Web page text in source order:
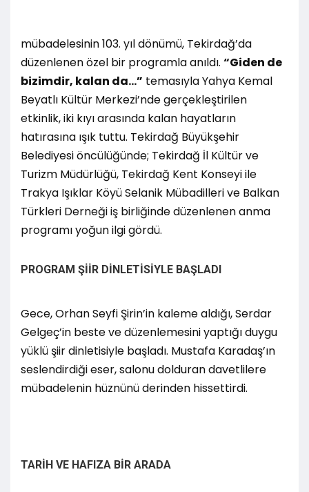
mübadelesinin 103. yıl dönümü, Tekirdağ’da
düzenlenen özel bir programla anıldı. “Giden de
bizimdir, kalan da…” temasıyla Yahya Kemal
Beyatlı Kültür Merkezi’nde gerçekleştirilen
etkinlik, iki kıyı arasında kalan hayatların
hatırasına ışık tuttu. Tekirdağ Büyükşehir
Belediyesi öncülüğünde; Tekirdağ İl Kültür ve
Turizm Müdürlüğü, Tekirdağ Kent Konseyi ile
Trakya Işıklar Köyü Selanik Mübadilleri ve Balkan
Türkleri Derneği iş birliğinde düzenlenen anma
programı yoğun ilgi gördü.
PROGRAM ŞİİR DİNLETİSİYLE BAŞLADI
Gece, Orhan Seyfi Şirin’in kaleme aldığı, Serdar
Gelgeç’in beste ve düzenlemesini yaptığı duygu
yüklü şiir dinletisiyle başladı. Mustafa Karadaş’ın
seslendirdiği eser, salonu dolduran davetlilere
mübadelenin hüznünü derinden hissettirdi.
TARİH VE HAFIZA BİR ARADA